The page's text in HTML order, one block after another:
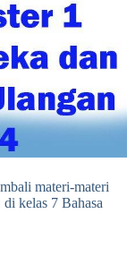
materi-materi
kelas 7 Bahasa